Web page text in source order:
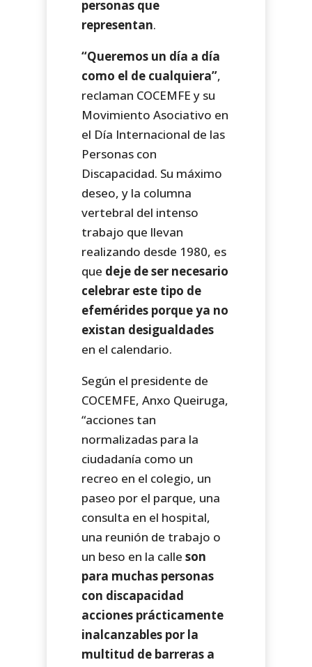
personas que
representan.
“Queremos un día a día
como el de cualquiera”,
reclaman COCEMFE y su
Movimiento Asociativo en
el Día Internacional de las
Personas con
Discapacidad. Su máximo
deseo, y la columna
vertebral del intenso
trabajo que llevan
realizando desde 1980, es
que deje de ser necesario
celebrar este tipo de
efemérides porque ya no
existan desigualdades
en el calendario.
Según el presidente de
COCEMFE, Anxo Queiruga,
“acciones tan
normalizadas para la
ciudadanía como un
recreo en el colegio, un
paseo por el parque, una
consulta en el hospital,
una reunión de trabajo o
un beso en la calleson
para muchas personas
con discapacidad
acciones prácticamente
inalcanzables por la
multitud de barreras a